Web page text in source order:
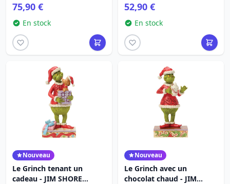
JIM SHORE GRINCH
75,90 €
En stock
52,90 €
En stock
Nouveau
Le Grinch tenant un
cadeau - JIM SHORE
Nouveau
Le Grinch avec un
chocolat chaud - JIM